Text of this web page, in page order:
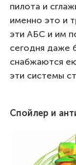
пилота и
именно это и
эти АБС и им
сегодня
снабжаются
эти системы
Спойлер и